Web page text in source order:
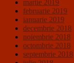
martie 2019
februarie 2019
ianuarie 2019
decembrie 2018
noiembrie 2018
octombrie 2018
septembrie 2018